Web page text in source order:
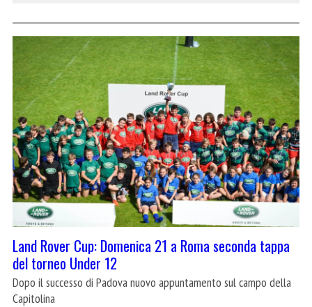
Land Rover Cup: Domenica 21 a Roma seconda tappa
del torneo Under 12
Dopo il successo di Padova nuovo appuntamento sul campo della
Capitolina